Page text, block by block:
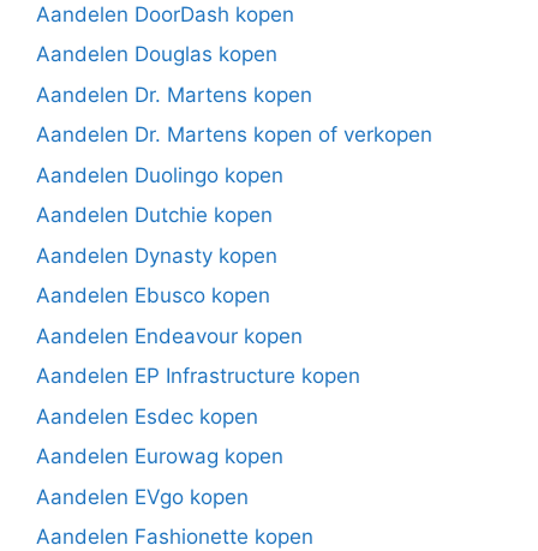
Aandelen DoorDash kopen
Aandelen Douglas kopen
Aandelen Dr. Martens kopen
Aandelen Dr. Martens kopen of verkopen
Aandelen Duolingo kopen
Aandelen Dutchie kopen
Aandelen Dynasty kopen
Aandelen Ebusco kopen
Aandelen Endeavour kopen
Aandelen EP Infrastructure kopen
Aandelen Esdec kopen
Aandelen Eurowag kopen
Aandelen EVgo kopen
Aandelen Fashionette kopen